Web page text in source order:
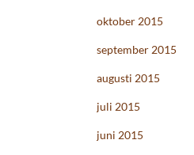
oktober 2015
september 2015
augusti 2015
juli 2015
juni 2015